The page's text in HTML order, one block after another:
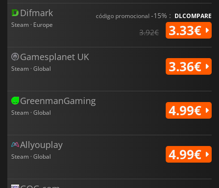
Difmark
Steam · Europe
código promocional -15% : DLCOMPARE
3.92€ 3.33€
Gamesplanet UK
Steam · Global 3.36€
GreenmanGaming
Steam · Global 4.99€
Allyouplay
Steam · Global 4.99€